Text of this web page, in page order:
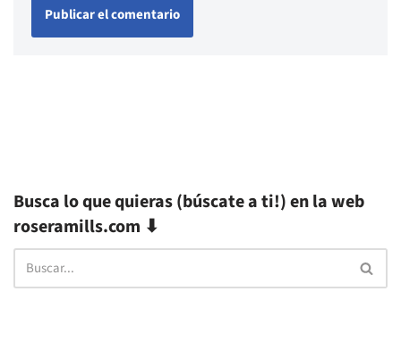
Busca lo que quieras (búscate a ti!) en la web
roseramills.com ⬇